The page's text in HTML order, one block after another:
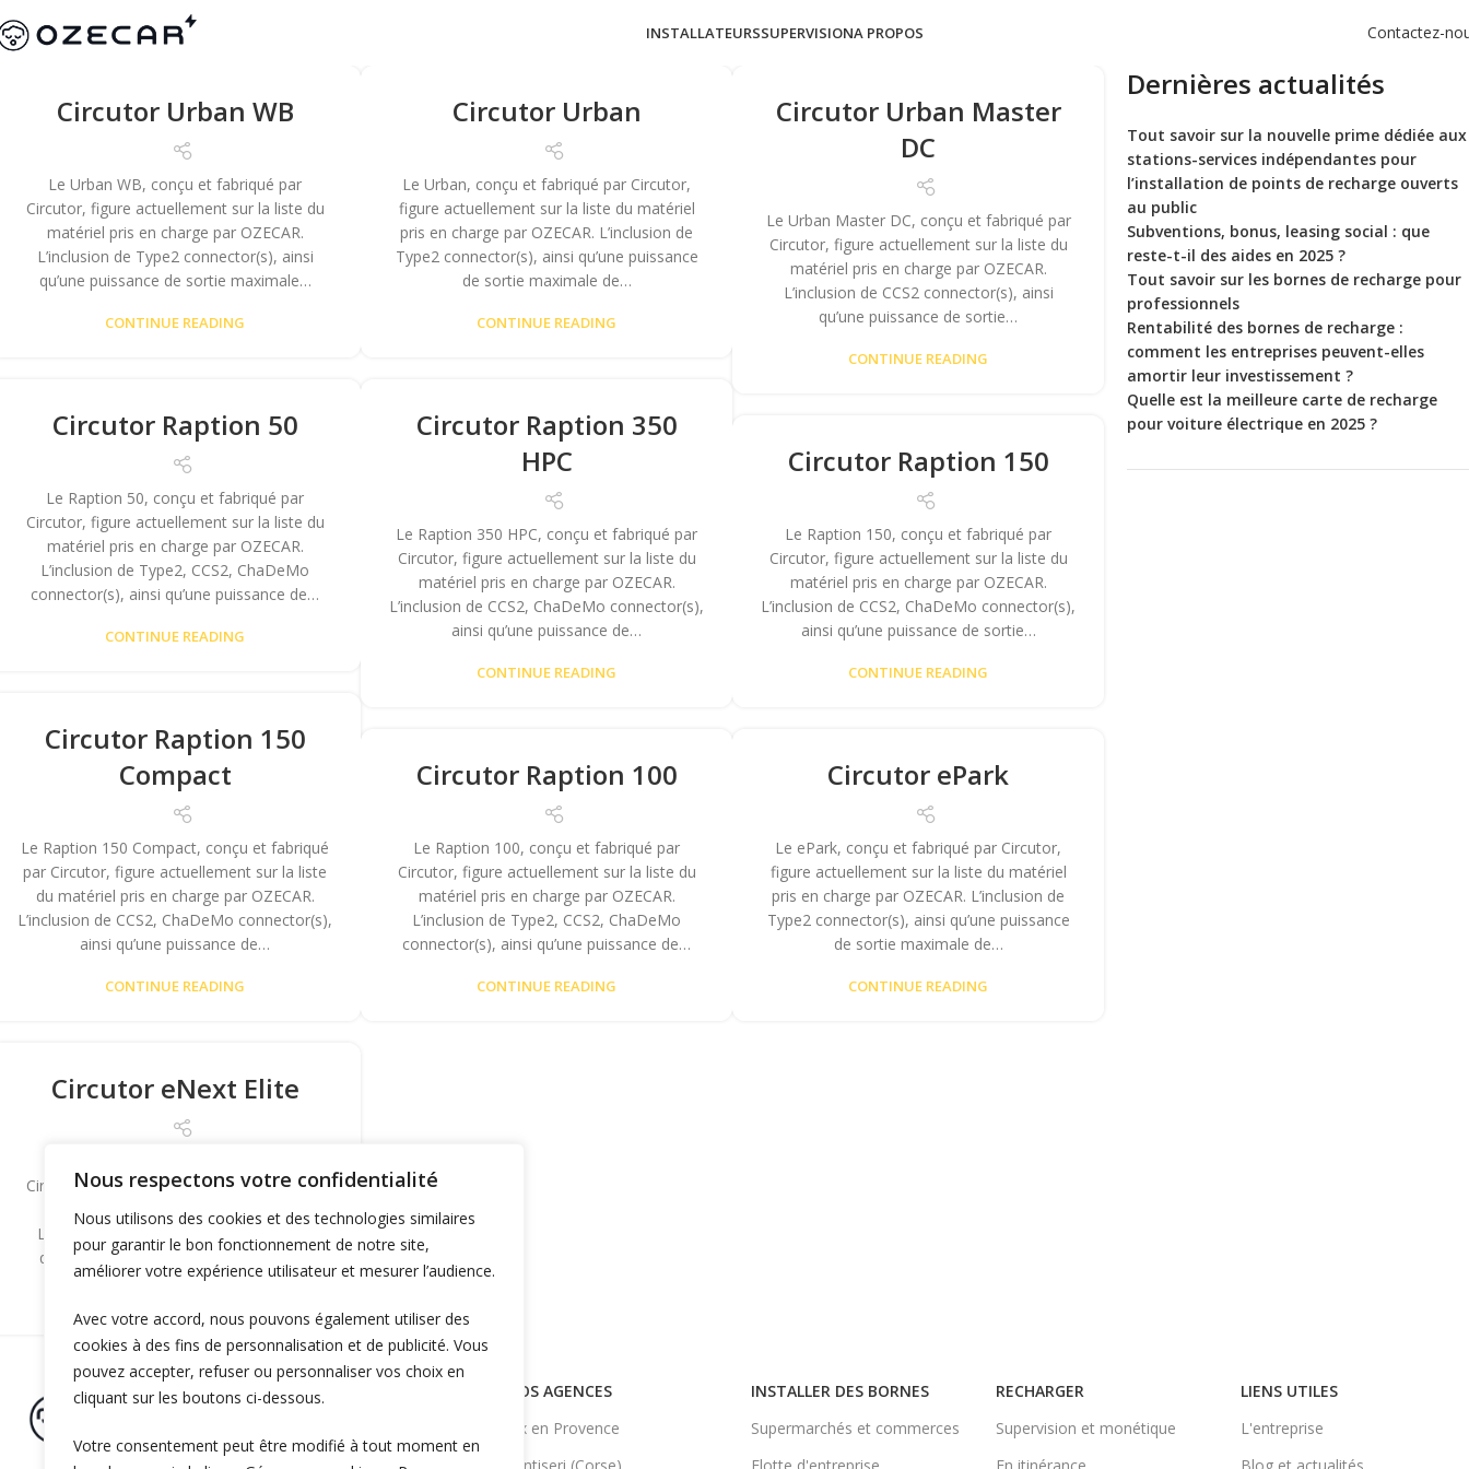
Nous respectons votre confidentialité
Nous utilisons des cookies et des technologies similaires
pour garantir le bon fonctionnement de notre site,
améliorer votre expérience utilisateur et mesurer l’audience.
Avec votre accord, nous pouvons également utiliser des
cookies à des fins de personnalisation et de publicité. Vous
pouvez accepter, refuser ou personnaliser vos choix en
cliquant sur les boutons ci-dessous.
Votre consentement peut être modifié à tout moment en
INSTALLATEURSSUPERVISIONA PROPOS Contactez-
Circutor Urban WB
Le Urban WB, conçu et fabriqué par
Circutor, figure actuellement sur la liste du
matériel pris en charge par OZECAR.
L’inclusion de Type2 connector(s), ainsi
qu’une puissance de sortie maximale…
CONTINUE READING
Circutor Urban
Le Urban, conçu et fabriqué par Circutor,
figure actuellement sur la liste du matériel
pris en charge par OZECAR. L’inclusion de
Type2 connector(s), ainsi qu’une puissance
de sortie maximale de…
CONTINUE READING
Circutor Urban Master
DC
Le Urban Master DC, conçu et fabriqué par
Circutor, figure actuellement sur la liste du
matériel pris en charge par OZECAR.
L’inclusion de CCS2 connector(s), ainsi
qu’une puissance de sortie…
CONTINUE READING
Circutor Raption 50
Le Raption 50, conçu et fabriqué par
Circutor, figure actuellement sur la liste du
matériel pris en charge par OZECAR.
L’inclusion de Type2, CCS2, ChaDeMo
connector(s), ainsi qu’une puissance de…
CONTINUE READING
Circutor Raption 350
HPC
Le Raption 350 HPC, conçu et fabriqué par
Circutor, figure actuellement sur la liste du
matériel pris en charge par OZECAR.
L’inclusion de CCS2, ChaDeMo connector(s),
ainsi qu’une puissance de…
CONTINUE READING
Circutor Raption 150
Le Raption 150, conçu et fabriqué par
Circutor, figure actuellement sur la liste du
matériel pris en charge par OZECAR.
L’inclusion de CCS2, ChaDeMo connector(s),
ainsi qu’une puissance de sortie…
CONTINUE READING
Circutor Raption 150
Compact
Le Raption 150 Compact, conçu et fabriqué
par Circutor, figure actuellement sur la liste
du matériel pris en charge par OZECAR.
L’inclusion de CCS2, ChaDeMo connector(s),
ainsi qu’une puissance de…
CONTINUE READING
Circutor Raption 100
Le Raption 100, conçu et fabriqué par
Circutor, figure actuellement sur la liste du
matériel pris en charge par OZECAR.
L’inclusion de Type2, CCS2, ChaDeMo
connector(s), ainsi qu’une puissance de…
CONTINUE READING
Circutor ePark
Le ePark, conçu et fabriqué par Circutor,
figure actuellement sur la liste du matériel
pris en charge par OZECAR. L’inclusion de
Type2 connector(s), ainsi qu’une puissance
de sortie maximale de…
CONTINUE READING
Circutor eNext Elite
Circutor, figure actuellement sur la liste du
matériel pris en charge par OZECAR.
L’inclusion de Type2 connector(s), ainsi
qu’une puissance de sortie maximale…
Dernières actualités
Tout savoir sur la nouvelle prime dédiée aux
stations-services indépendantes pour
l’installation de points de recharge ouverts
au public
Subventions, bonus, leasing social : que
reste-t-il des aides en 2025 ?
Tout savoir sur les bornes de recharge pour
professionnels
Rentabilité des bornes de recharge :
comment les entreprises peuvent-elles
amortir leur investissement ?
Quelle est la meilleure carte de recharge
pour voiture électrique en 2025 ?
NOS AGENCES
Aix en Provence
INSTALLER DES BORNES
Supermarchés et commerces
RECHARGER
Supervision et monétique
LIENS UTILES
L'entreprise